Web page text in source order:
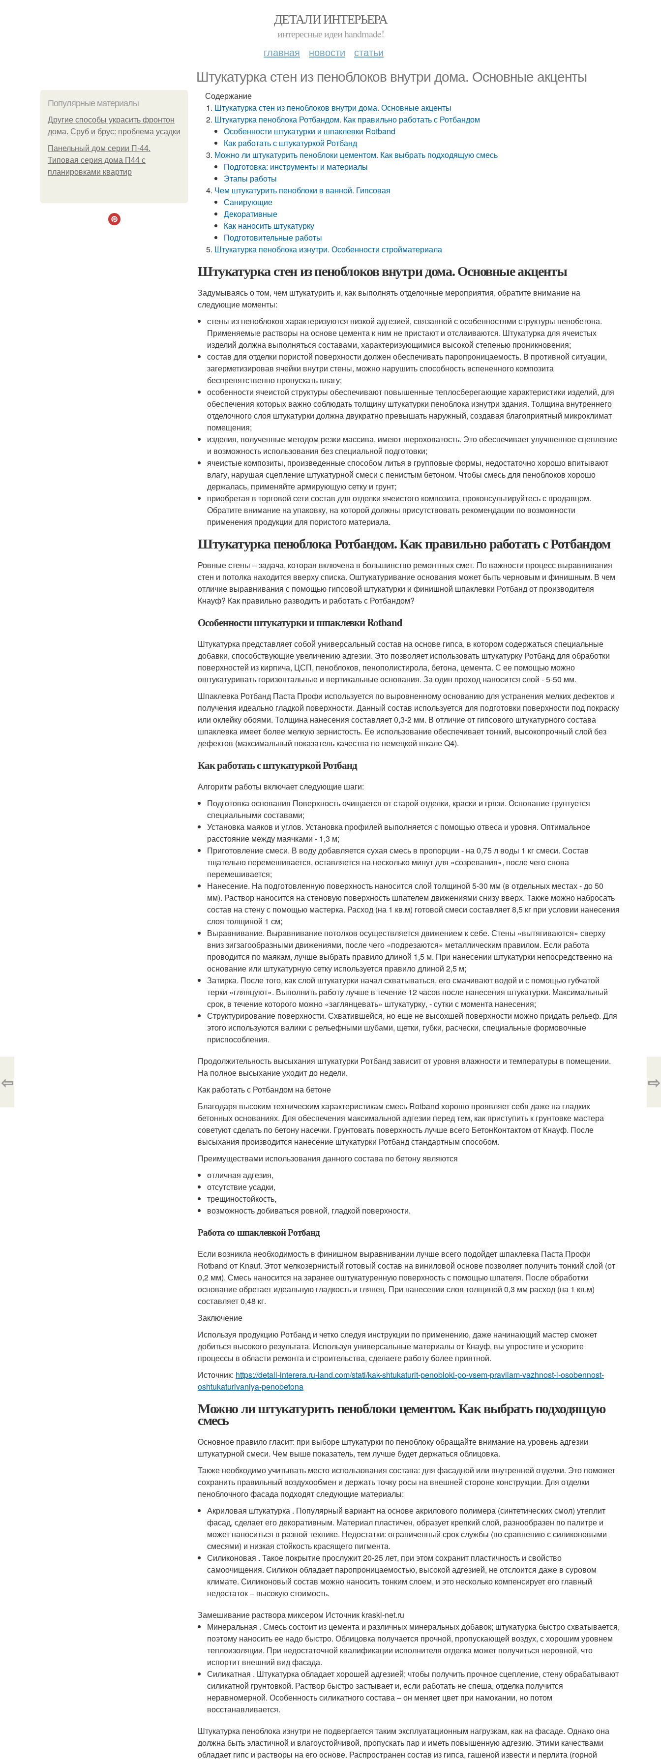
ДЕТАЛИ ИНТЕРЬЕРА
интересные идеи handmade!
главная новости статьи
Штукатурка стен из пеноблоков внутри дома. Основные акценты
Популярные материалы
Другие способы украсить фронтон
дома. Сруб и брус: проблема усадки
Панельный дом серии П-44.
Типовая серия дома П44 с
планировками квартир
Содержание
Штукатурка стен из пеноблоков внутри дома. Основные акценты
Штукатурка пеноблока Ротбандом. Как правильно работать с Ротбандом
Особенности штукатурки и шпаклевки Rotband
Как работать с штукатуркой Ротбанд
Можно ли штукатурить пеноблоки цементом. Как выбрать подходящую смесь
Подготовка: инструменты и материалы
Этапы работы
Чем штукатурить пеноблоки в ванной. Гипсовая
Санирующие
Декоративные
Как наносить штукатурку
Подготовительные работы
Штукатурка пеноблока изнутри. Особенности стройматериала
Штукатурка стен из пеноблоков внутри дома. Основные акценты
Задумываясь о том, чем штукатурить и, как выполнять отделочные мероприятия, обратите внимание на
следующие моменты:
стены из пеноблоков характеризуются низкой адгезией, связанной с особенностями структуры пенобетона.
Применяемые растворы на основе цемента к ним не пристают и отслаиваются. Штукатурка для ячеистых
изделий должна выполняться составами, характеризующимися высокой степенью проникновения;
состав для отделки пористой поверхности должен обеспечивать паропроницаемость. В противной ситуации,
загерметизировав ячейки внутри стены, можно нарушить способность вспененного композита
беспрепятственно пропускать влагу;
особенности ячеистой структуры обеспечивают повышенные теплосберегающие характеристики изделий, для
обеспечения которых важно соблюдать толщину штукатурки пеноблока изнутри здания. Толщина внутреннего
отделочного слоя штукатурки должна двукратно превышать наружный, создавая благоприятный микроклимат
помещения;
изделия, полученные методом резки массива, имеют шероховатость. Это обеспечивает улучшенное сцепление
и возможность использования без специальной подготовки;
ячеистые композиты, произведенные способом литья в групповые формы, недостаточно хорошо впитывают
влагу, нарушая сцепление штукатурной смеси с пенистым бетоном. Чтобы смесь для пеноблоков хорошо
держалась, применяйте армирующую сетку и грунт;
приобретая в торговой сети состав для отделки ячеистого композита, проконсультируйтесь с продавцом.
Обратите внимание на упаковку, на которой должны присутствовать рекомендации по возможности
применения продукции для пористого материала.
Штукатурка пеноблока Ротбандом. Как правильно работать с Ротбандом
Ровные стены – задача, которая включена в большинство ремонтных смет. По важности процесс выравнивания
стен и потолка находится вверху списка. Оштукатуривание основания может быть черновым и финишным. В чем
отличие выравнивания с помощью гипсовой штукатурки и финишной шпаклевки Ротбанд от производителя
Кнауф? Как правильно разводить и работать с Ротбандом?
Особенности штукатурки и шпаклевки Rotband
Штукатурка представляет собой универсальный состав на основе гипса, в котором содержаться специальные
добавки, способствующие увеличению адгезии. Это позволяет использовать штукатурку Ротбанд для обработки
поверхностей из кирпича, ЦСП, пеноблоков, пенополистирола, бетона, цемента. С ее помощью можно
оштукатуривать горизонтальные и вертикальные основания. За один проход наносится слой - 5-50 мм.
Шпаклевка Ротбанд Паста Профи используется по выровненному основанию для устранения мелких дефектов и
получения идеально гладкой поверхности. Данный состав используется для подготовки поверхности под покраску
или оклейку обоями. Толщина нанесения составляет 0,3-2 мм. В отличие от гипсового штукатурного состава
шпаклевка имеет более мелкую зернистость. Ее использование обеспечивает тонкий, высокопрочный слой без
дефектов (максимальный показатель качества по немецкой шкале Q4).
Как работать с штукатуркой Ротбанд
Алгоритм работы включает следующие шаги:
Подготовка основания Поверхность очищается от старой отделки, краски и грязи. Основание грунтуется
специальными составами;
Установка маяков и углов. Установка профилей выполняется с помощью отвеса и уровня. Оптимальное
расстояние между маячками - 1,3 м;
Приготовление смеси. В воду добавляется сухая смесь в пропорции - на 0,75 л воды 1 кг смеси. Состав
тщательно перемешивается, оставляется на несколько минут для «созревания», после чего снова
перемешивается;
Нанесение. На подготовленную поверхность наносится слой толщиной 5-30 мм (в отдельных местах - до 50
мм). Раствор наносится на стеновую поверхность шпателем движениями снизу вверх. Также можно набросать
состав на стену с помощью мастерка. Расход (на 1 кв.м) готовой смеси составляет 8,5 кг при условии нанесения
слоя толщиной 1 см;
Выравнивание. Выравнивание потолков осуществляется движением к себе. Стены «вытягиваются» сверху
вниз зигзагообразными движениями, после чего «подрезаются» металлическим правилом. Если работа
проводится по маякам, лучше выбрать правило длиной 1,5 м. При нанесении штукатурки непосредственно на
основание или штукатурную сетку используется правило длиной 2,5 м;
Затирка. После того, как слой штукатурки начал схватываться, его смачивают водой и с помощью губчатой
терки «глянцуют». Выполнить работу лучше в течение 12 часов после нанесения штукатурки. Максимальный
срок, в течение которого можно «заглянцевать» штукатурку, - сутки с момента нанесения;
Структурирование поверхности. Схватившейся, но еще не высохшей поверхности можно придать рельеф. Для
этого используются валики с рельефными шубами, щетки, губки, расчески, специальные формовочные
приспособления.
Продолжительность высыхания штукатурки Ротбанд зависит от уровня влажности и температуры в помещении.
На полное высыхание уходит до недели.
Как работать с Ротбандом на бетоне
Благодаря высоким техническим характеристикам смесь Rotband хорошо проявляет себя даже на гладких
бетонных основаниях. Для обеспечения максимальной адгезии перед тем, как приступить к грунтовке мастера
советуют сделать по бетону насечки. Грунтовать поверхность лучше всего БетонКонтактом от Кнауф. После
высыхания производится нанесение штукатурки Ротбанд стандартным способом.
Преимуществами использования данного состава по бетону являются
отличная адгезия,
отсутствие усадки,
трещиностойкость,
возможность добиваться ровной, гладкой поверхности.
Работа со шпаклевкой Ротбанд
Если возникла необходимость в финишном выравнивании лучше всего подойдет шпаклевка Паста Профи
Rotband от Knauf. Этот мелкозернистый готовый состав на виниловой основе позволяет получить тонкий слой (от
0,2 мм). Смесь наносится на заранее оштукатуренную поверхность с помощью шпателя. После обработки
основание обретает идеальную гладкость и глянец. При нанесении слоя толщиной 0,3 мм расход (на 1 кв.м)
составляет 0,48 кг.
Заключение
Используя продукцию Ротбанд и четко следуя инструкции по применению, даже начинающий мастер сможет
добиться высокого результата. Используя универсальные материалы от Кнауф, вы упростите и ускорите
процессы в области ремонта и строительства, сделаете работу более приятной.
Источник: https://detali-interera.ru-land.com/stati/kak-shtukaturit-penobloki-po-vsem-pravilam-vazhnost-i-osobennost-
oshtukaturivaniya-penobetona
Можно ли штукатурить пеноблоки цементом. Как выбрать подходящую
смесь
Основное правило гласит: при выборе штукатурки по пеноблоку обращайте внимание на уровень адгезии
штукатурной смеси. Чем выше показатель, тем лучше будет держаться облицовка.
Также необходимо учитывать место использования состава: для фасадной или внутренней отделки. Это поможет
сохранить правильный воздухообмен и держать точку росы на внешней стороне конструкции. Для отделки
пеноблочного фасада подходят следующие материалы:
Акриловая штукатурка . Популярный вариант на основе акрилового полимера (синтетических смол) утеплит
фасад, сделает его декоративным. Материал пластичен, образует крепкий слой, разнообразен по палитре и
может наноситься в разной технике. Недостатки: ограниченный срок службы (по сравнению с силиконовыми
смесями) и низкая стойкость красящего пигмента.
Силиконовая . Такое покрытие прослужит 20-25 лет, при этом сохранит пластичность и свойство
самоочищения. Силикон обладает паропроницаемостью, высокой адгезией, не отслоится даже в суровом
климате. Силиконовый состав можно наносить тонким слоем, и это несколько компенсирует его главный
недостаток – высокую стоимость.
Замешивание раствора миксером Источник kraski-net.ru
Минеральная . Смесь состоит из цемента и различных минеральных добавок; штукатурка быстро схватывается,
поэтому наносить ее надо быстро. Облицовка получается прочной, пропускающей воздух, с хорошим уровнем
теплоизоляции. При недостаточной квалификации исполнителя отделка может получиться неровной, что
испортит внешний вид фасада.
Силикатная . Штукатурка обладает хорошей адгезией; чтобы получить прочное сцепление, стену обрабатывают
силикатной грунтовкой. Раствор быстро застывает и, если работать не спеша, отделка получится
неравномерной. Особенность силикатного состава – он меняет цвет при намокании, но потом
восстанавливается.
Штукатурка пеноблока изнутри не подвергается таким эксплуатационным нагрузкам, как на фасаде. Однако она
должна быть эластичной и влагоустойчивой, пропускать пар и иметь повышенную адгезию. Этими качествами
обладает гипс и растворы на его основе. Распространен состав из гипса, гашеной извести и перлита (горной
⇦ ⇨